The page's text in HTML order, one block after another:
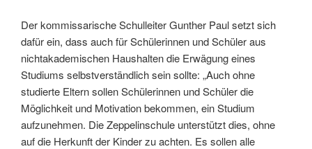
Der kommissarische Schulleiter Gunther Paul setzt sich
dafür ein, dass auch für Schülerinnen und Schüler aus
nichtakademischen Haushalten die Erwägung eines
Studiums selbstverständlich sein sollte: „Auch ohne
studierte Eltern sollen Schülerinnen und Schüler die
Möglichkeit und Motivation bekommen, ein Studium
aufzunehmen. Die Zeppelinschule unterstützt dies, ohne
auf die Herkunft der Kinder zu achten. Es sollen alle